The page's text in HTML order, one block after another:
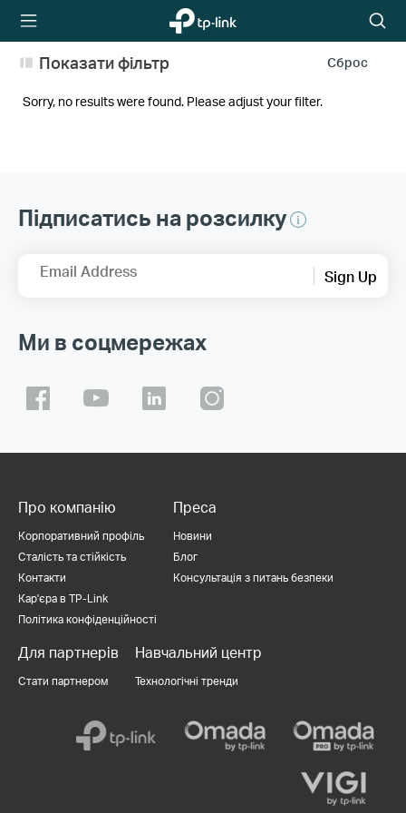
TP-Link,
Reliably
Пошук
Сброс
Показати фільтр
Sorry, no results were found. Please adjust your filter.
Підписатись на розсилку
Email Address Sign Up
Ми в соцмережах
Про компанію
Корпоративний профіль
Сталість та стійкість
Контакти
Кар'єра в TP-Link
Політика конфіденційності
Преса
Новини
Блог
Консультація з питань безпеки
Для партнерів
Стати партнером
Навчальний центр
Технологічні тренди